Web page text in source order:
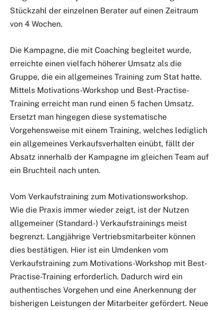
Stückzahl der einzelnen Berater auf einen Zeitraum
von 4 Wochen.
Die Kampagne, die mit Coaching begleitet wurde,
erreichte einen vielfach höherer Umsatz als die
Gruppe, die ein allgemeines Training zum Stat hatte.
Mittels Motivations-Workshop und Best-Practise-
Training erreicht man rund einen 5 fachen Umsatz.
Ersetzt man hingegen diese systematische
Vorgehensweise mit einem Training, welches lediglich
ein allgemeines Verkaufsverhalten einübt, fällt der
Absatz innerhalb der Kampagne im gleichen Team auf
ein Bruchteil nach unten.
Vom Verkaufstraining zum Motivationsworkshop.
Wie die Praxis immer wieder zeigt, ist der Nutzen
allgemeiner (Standard-) Verkaufstrainings meist
begrenzt. Langjährige Vertriebsmitarbeiter können
dies bestätigen. Hier ist ein Umdenken vom
Verkaufstraining zum Motivations-Workshop mit Best-
Practise-Training erforderlich. Dadurch wird ein
authentisches Vorgehen und eine Anerkennung der
bisherigen Leistungen der Mitarbeiter gefördert. Neue